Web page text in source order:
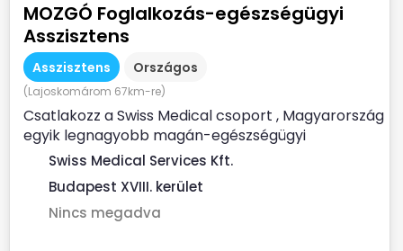
MOZGÓ Foglalkozás-egészségügyi
Asszisztens
Asszisztens Országos
(Lajoskomárom 67km-re)
Csatlakozz a Swiss Medical csoport , Magyarország
egyik legnagyobb magán-egészségügyi
szolgáltatójához ...
Swiss Medical Services Kft.
Budapest XVIII. kerület
Nincs megadva